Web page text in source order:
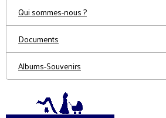
Qui sommes-nous ?
Documents
Albums-Souvenirs